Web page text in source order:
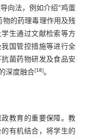
向法，例如介绍“鸡蛋
物的药理毒理作用及残
生通过文献检索等方
国管控措施等进行全
菌药物研发及食品安
深度融合[18]。
教育的重要保障。教
有机结合，将学生的